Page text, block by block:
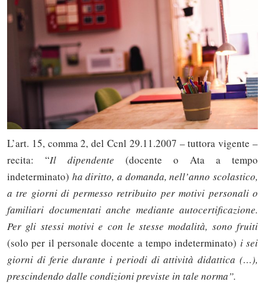
L’art. 15, comma 2, del Ccnl 29.11.2007 – tuttora vigente –
recita: “Il dipendente (docente o Ata a tempo
indeterminato) ha diritto, a domanda, nell’anno scolastico,
a tre giorni di permesso retribuito per motivi personali o
familiari documentati anche mediante autocertificazione.
Per gli stessi motivi e con le stesse modalità, sono fruiti
(solo per il personale docente a tempo indeterminato) i sei
giorni di ferie durante i periodi di attività didattica (…),
prescindendo dalle condizioni previste in tale norma”.